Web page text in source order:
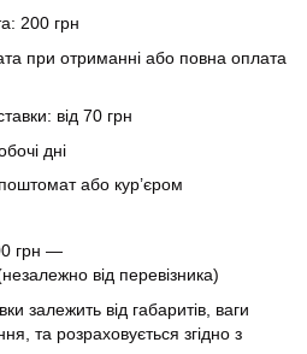
200 грн
при отриманні або повна оплата
від 70 грн
дні
або кур’єром
грн —
від перевізника)
залежить від габаритів, ваги
та розраховується згідно з